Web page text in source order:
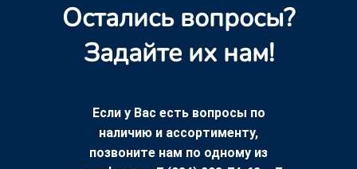
Остались вопросы?
Задайте их нам!
Если у Вас есть вопросы по
наличию и ассортименту,
позвоните нам по одному из